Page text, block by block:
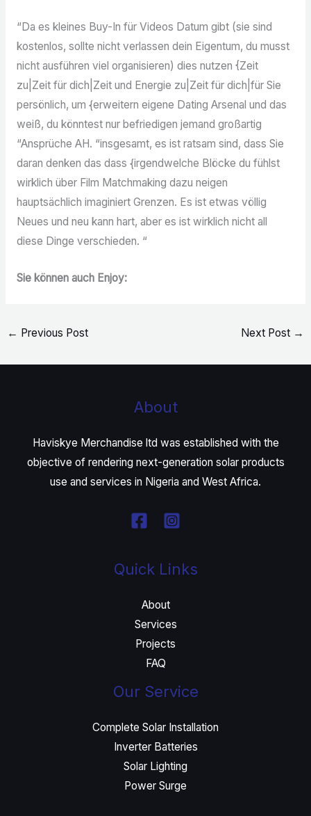
“Da es kleines Buy-In für Videos Datum gibt (sie sind
kostenlos, sollte nicht verlassen dein Eigentum, du musst
nicht ausführen viel organisieren) dies nutzen {Zeit
zu|Zeit für dich|Zeit und Energie zu|Zeit für dich|für Sie
persönlich, um {erweitern eigene Dating Arsenal und das
weiß, du könntest nur befriedigen jemand großartig
“Ansprüche AH. “insgesamt, es ist ratsam sind, dass Sie
daran denken das dass {irgendwelche Blöcke du fühlst
wirklich über Film Matchmaking dazu neigen
hauptsächlich imaginiert Grenzen. Es ist etwas völlig
Neues und neu kann hart, aber es ist wirklich nicht all
diese Dinge verschieden. “
Sie können auch Enjoy:
← Previous Post Next Post →
About
Haviskye Merchandise ltd was established with the
objective of rendering next-generation solar products
use and services in Nigeria and West Africa.
Quick Links
About
Services
Projects
FAQ
Our Service
Complete Solar Installation
Inverter Batteries
Solar Lighting
Power Surge